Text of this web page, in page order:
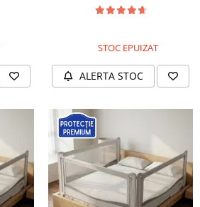
STOC EPUIZAT
ALERTA STOC